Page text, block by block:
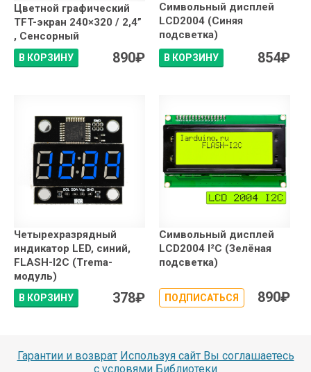
Цветной графический
TFT-экран 240×320 / 2,4”
, Сенсорный
В КОРЗИНУ 890₽
Символьный дисплей
LCD2004 (Синяя
подсветка)
В КОРЗИНУ 854₽
Четырехразрядный
индикатор LED, синий,
FLASH-I2C (Trema-
модуль)
В КОРЗИНУ 378₽
Символьный дисплей
LCD2004 I²C (Зелёная
подсветка)
ПОДПИСАТЬСЯ 890₽
Гарантии и возврат Используя сайт Вы соглашаетесь
с условями Библиотеки